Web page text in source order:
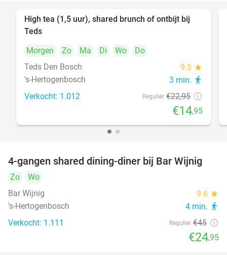
35%
High tea (1,5 uur), shared brunch of ontbijt bij
Teds
Morgen
Zo Ma Di Wo
Do
Teds Den Bosch
9.5 star
's-Hertogenbosch 3 min. directions_walk
Verkocht: 1.012 Regulier €22,95
€14,95
45%
4-gangen shared dining-diner bij Bar Wijnig
Zo
Wo
Bar Wijnig
9.6 star
's-Hertogenbosch 4 min. directions_walk
Verkocht: 1.111 Regulier €45
€24,95